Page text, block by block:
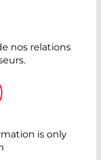
nos relations
is only